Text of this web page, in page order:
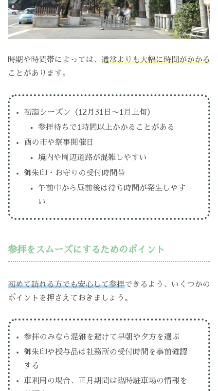
時期や時間帯によっては、 通常よりも大幅に時間がかかる
ことがあります。
初詣シーズン（12月31日〜1月上旬）
参拝待ちで1時間以上かかることがある
酉の市や祭事開催日
境内や周辺道路が混雑しやすい
御朱印・お守りの受付時間帯
午前中から昼前後は待ち時間が発生しやす
い
参拝をスムーズにするためのポイント
初めて訪れる方でも安心して参拝できるよう、いくつかの
ポイントを押さえておきましょう。
参拝のみなら混雑を避けて早朝や夕方を選ぶ
御朱印や授与品は社務所の受付時間を事前確認
する
車利用の場合、正月期間は臨時駐車場の情報を